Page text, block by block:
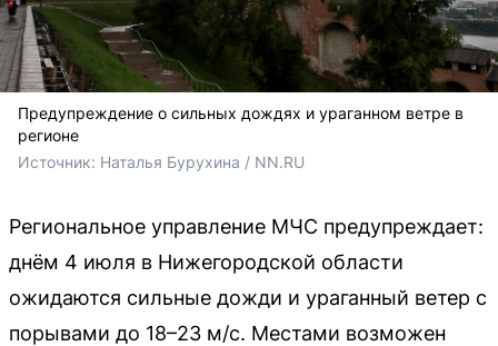
Предупреждение о сильных дождях и ураганном ветре в
регионе
Источник: Наталья Бурухина / NN.RU
Региональное управление МЧС предупреждает:
днём 4 июля в Нижегородской области
ожидаются сильные дожди и ураганный ветер с
порывами до 18–23 м/с. Местами возможен